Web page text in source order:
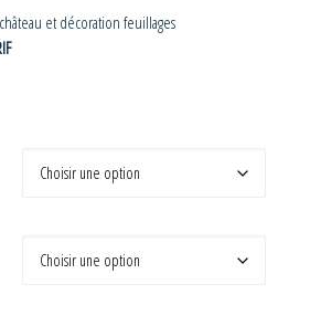
et décoration feuillages